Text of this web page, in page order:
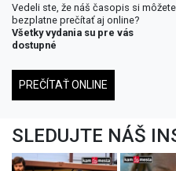
Vedeli ste, že náš časopis si môžete
bezplatne prečítať aj online?
Všetky vydania su pre vás
dostupné
PREČÍTAŤ ONLINE
SLEDUJTE NÁŠ